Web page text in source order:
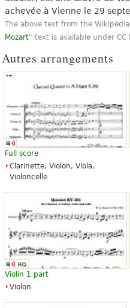
«J'ai aimé»
Tout voir (11)
achevée à Vienne le 29
The above text from the
Mozart" text is available under CC
Autres arrangements
Full score
Clarinette, Violon, Viola,
Violoncelle
Violin 1 part
Violon